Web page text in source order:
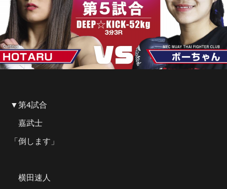
▼第4試合
嘉武士
「倒します」
横田速人